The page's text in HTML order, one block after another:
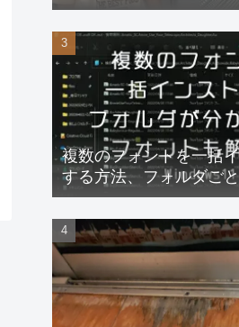
複数のフォントを一括
する方法、フォルダご
るフォントも速攻解決！
【Windows11】